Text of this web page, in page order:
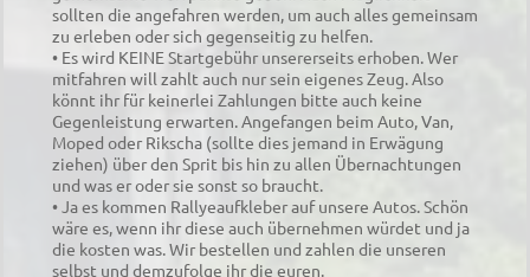
sollten die angefahren werden, um auch alles gemeinsam
zu erleben oder sich gegenseitig zu helfen.
• Es wird KEINE Startgebühr unsererseits erhoben. Wer
mitfahren will zahlt auch nur sein eigenes Zeug. Also
könnt ihr für keinerlei Zahlungen bitte auch keine
Gegenleistung erwarten. Angefangen beim Auto, Van,
Moped oder Rikscha (sollte dies jemand in Erwägung
ziehen) über den Sprit bis hin zu allen Übernachtungen
und was er oder sie sonst so braucht.
• Ja es kommen Rallyeaufkleber auf unsere Autos. Schön
wäre es, wenn ihr diese auch übernehmen würdet und ja
die kosten was. Wir bestellen und zahlen die unseren
selbst und demzufolge ihr die euren.